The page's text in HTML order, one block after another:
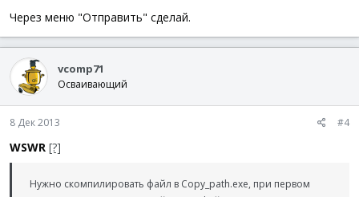
Через меню "Отправить" сделай.
vcomp71
Осваивающий
8 Дек 2013 #4
WSWR [?]
Нужно скомпилировать файл в Copy_path.exe, при первом